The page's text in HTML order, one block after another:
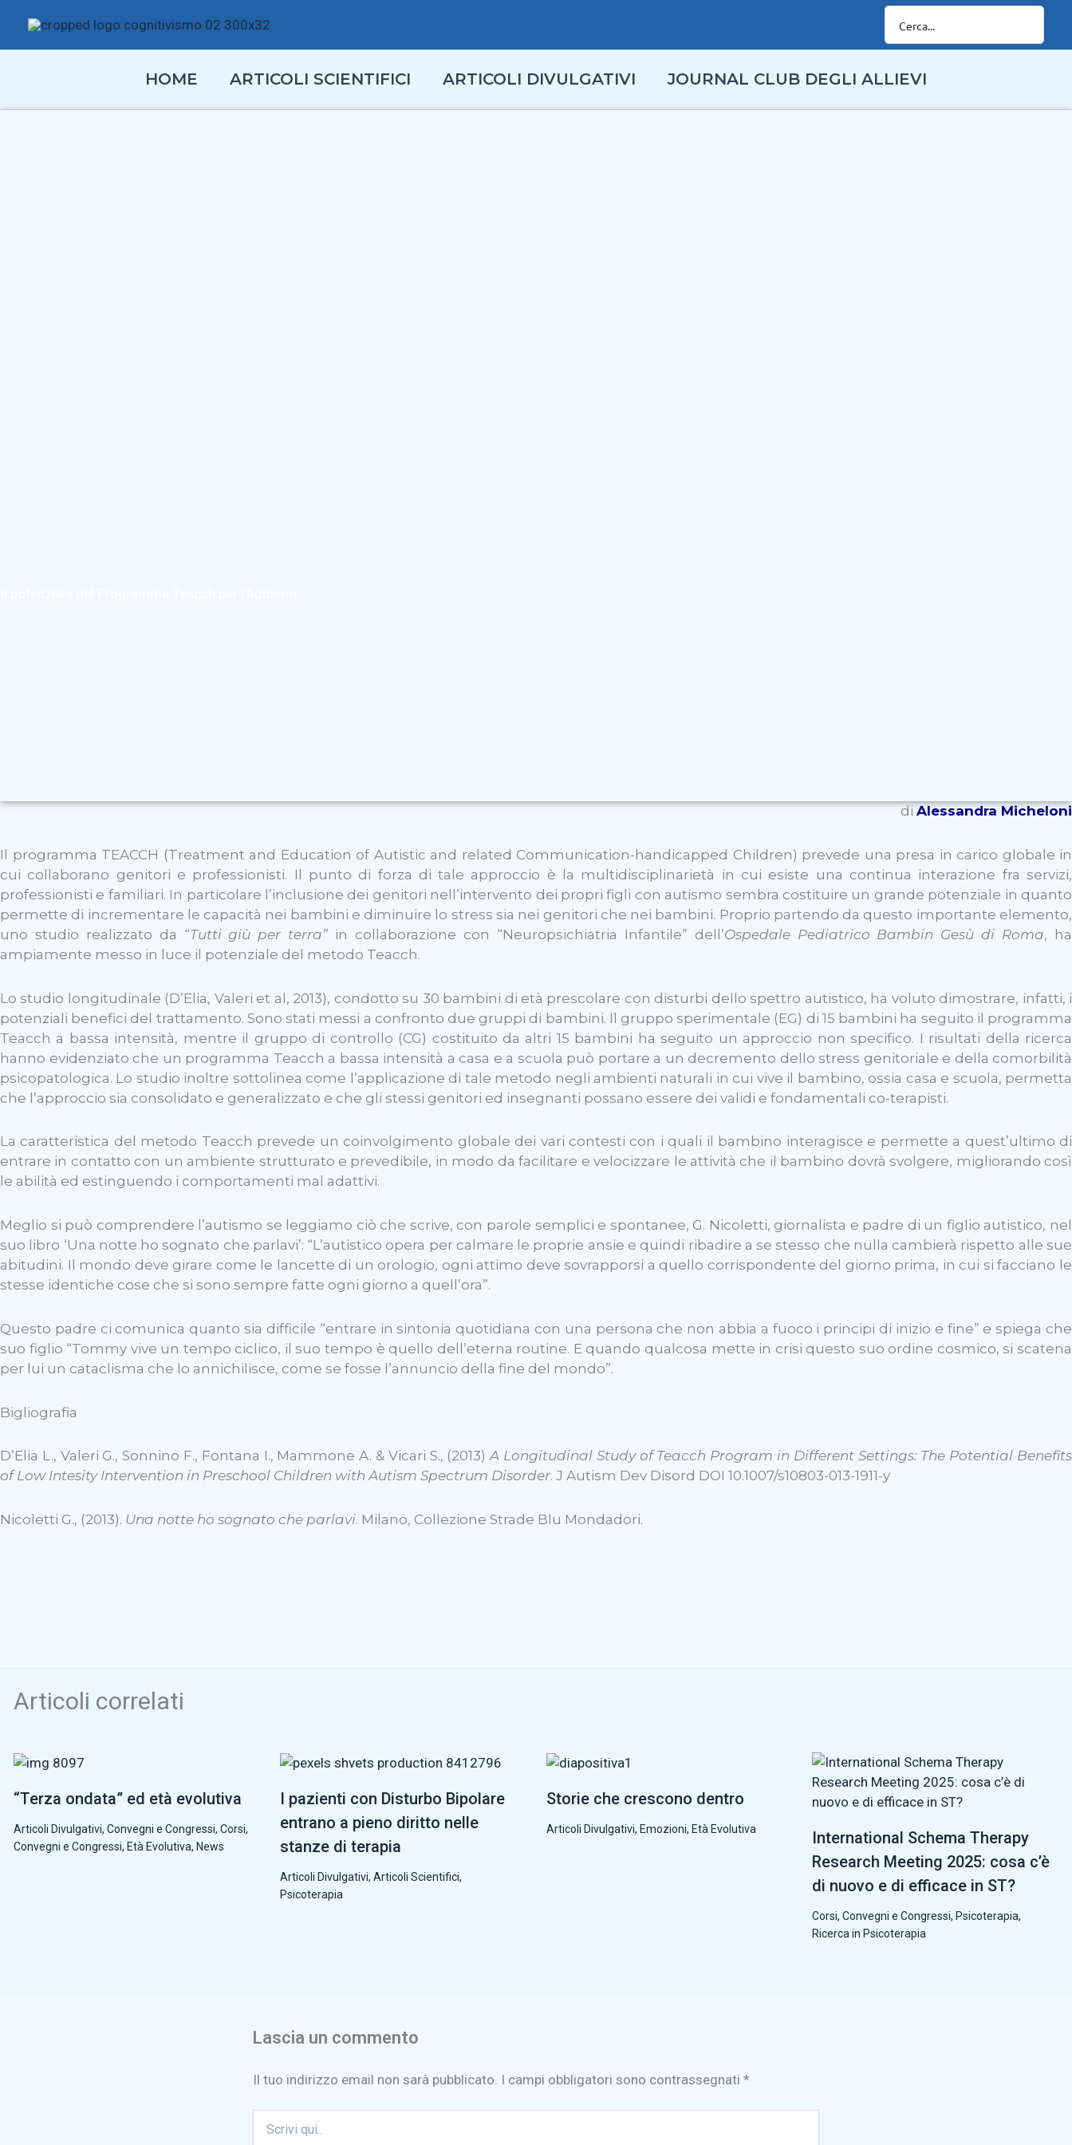
contenuto
HOME ARTICOLI SCIENTIFICI ARTICOLI DIVULGATIVI JOURNAL CLUB DEGLI ALLIEVI
di Alessandra Micheloni
Il programma TEACCH (Treatment and Education of Autistic and related Communication-handicapped Children) prevede una presa in carico globale in
cui collaborano genitori e professionisti. Il punto di forza di tale approccio è la multidisciplinarietà in cui esiste una continua interazione fra servizi,
professionisti e familiari. In particolare l’inclusione dei genitori nell’intervento dei propri figli con autismo sembra costituire un grande potenziale in quanto
permette di incrementare le capacità nei bambini e diminuire lo stress sia nei genitori che nei bambini. Proprio partendo da questo importante elemento,
uno studio realizzato da “Tutti giù per terra” in collaborazione con “Neuropsichiatria Infantile” dell’Ospedale Pediatrico Bambin Gesù di Roma, ha
ampiamente messo in luce il potenziale del metodo Teacch.
Lo studio longitudinale (D’Elia, Valeri et al, 2013), condotto su 30 bambini di età prescolare con disturbi dello spettro autistico, ha voluto dimostrare, infatti, i
potenziali benefici del trattamento. Sono stati messi a confronto due gruppi di bambini. Il gruppo sperimentale (EG) di 15 bambini ha seguito il programma
Teacch a bassa intensità, mentre il gruppo di controllo (CG) costituito da altri 15 bambini ha seguito un approccio non specifico. I risultati della ricerca
hanno evidenziato che un programma Teacch a bassa intensità a casa e a scuola può portare a un decremento dello stress genitoriale e della comorbilità
psicopatologica. Lo studio inoltre sottolinea come l’applicazione di tale metodo negli ambienti naturali in cui vive il bambino, ossia casa e scuola, permetta
che l’approccio sia consolidato e generalizzato e che gli stessi genitori ed insegnanti possano essere dei validi e fondamentali co-terapisti.
La caratteristica del metodo Teacch prevede un coinvolgimento globale dei vari contesti con i quali il bambino interagisce e permette a quest’ultimo di
entrare in contatto con un ambiente strutturato e prevedibile, in modo da facilitare e velocizzare le attività che il bambino dovrà svolgere, migliorando così
le abilità ed estinguendo i comportamenti mal adattivi.
Meglio si può comprendere l’autismo se leggiamo ciò che scrive, con parole semplici e spontanee, G. Nicoletti, giornalista e padre di un figlio autistico, nel
suo libro ‘Una notte ho sognato che parlavi’: “L’autistico opera per calmare le proprie ansie e quindi ribadire a se stesso che nulla cambierà rispetto alle sue
abitudini. Il mondo deve girare come le lancette di un orologio, ogni attimo deve sovrapporsi a quello corrispondente del giorno prima, in cui si facciano le
stesse identiche cose che si sono sempre fatte ogni giorno a quell’ora”.
Questo padre ci comunica quanto sia difficile “entrare in sintonia quotidiana con una persona che non abbia a fuoco i principi di inizio e fine” e spiega che
suo figlio “Tommy vive un tempo ciclico, il suo tempo è quello dell’eterna routine. E quando qualcosa mette in crisi questo suo ordine cosmico, si scatena
per lui un cataclisma che lo annichilisce, come se fosse l’annuncio della fine del mondo”.
Bigliografia
D’Elia L., Valeri G., Sonnino F., Fontana I., Mammone A. & Vicari S., (2013)A Longitudinal Study of Teacch Program in Different Settings: The Potential Benefits
of Low Intesity Intervention in Preschool Children with Autism Spectrum Disorder. J Autism Dev Disord DOI 10.1007/s10803-013-1911-y
Nicoletti G., (2013). Una notte ho sognato che parlavi. Milano, Collezione Strade Blu Mondadori.
Articoli correlati
“Terza ondata” ed età evolutiva
Articoli Divulgativi, Convegni e Congressi, Corsi,
Convegni e Congressi, Età Evolutiva, News
I pazienti con Disturbo Bipolare
entrano a pieno diritto nelle
stanze di terapia
Articoli Divulgativi, Articoli Scientifici,
Psicoterapia
Storie che crescono dentro
Articoli Divulgativi, Emozioni, Età Evolutiva
International Schema Therapy
Research Meeting 2025: cosa c’è
di nuovo e di efficace in ST?
Corsi, Convegni e Congressi,Psicoterapia,
Ricerca in Psicoterapia
Lascia un commento
Il tuo indirizzo email non sarà pubblicato. I campi obbligatori sono contrassegnati *
qui..